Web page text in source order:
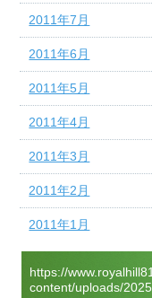
2011年7月
2011年6月
2011年5月
2011年4月
2011年3月
2011年2月
2011年1月
https://
content/uploads/